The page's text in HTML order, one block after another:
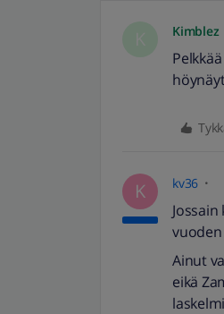
Kimblez
K kv36
Ainut
eikä